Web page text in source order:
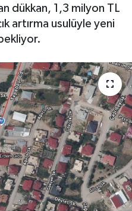
dükkan, 1,3 milyon TL
artırma usulüyle yeni